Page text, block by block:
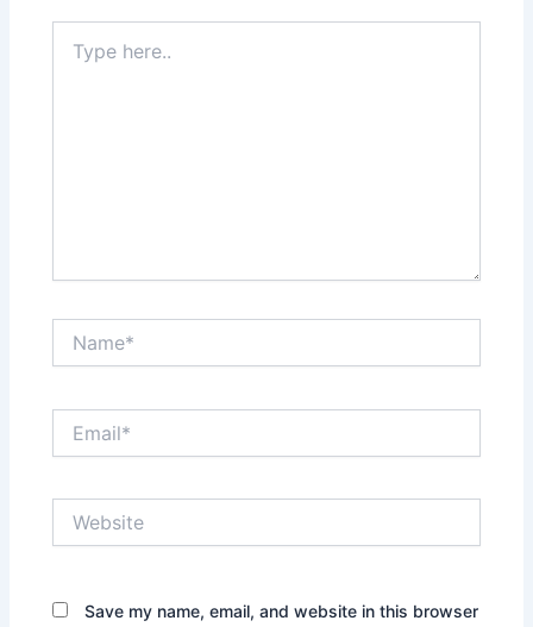
here..
Save my name, email, and website in this browser